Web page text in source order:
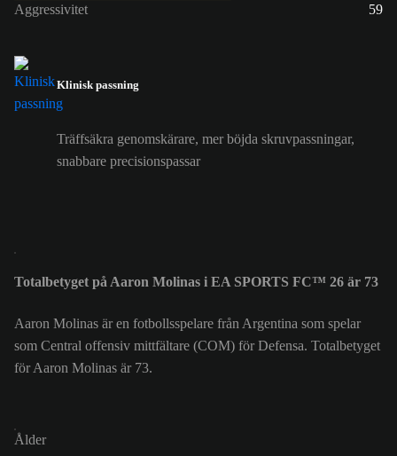
Aggressivitet
59
Klinisk passning
Träffsäkra genomskärare, mer böjda skruvpassningar,
snabbare precisionspassar
Totalbetyget på Aaron Molinas i EA SPORTS FC™ 26 är 73
Aaron Molinas är en fotbollsspelare från Argentina som spelar
som Central offensiv mittfältare (COM) för Defensa. Totalbetyget
för Aaron Molinas är 73.
Ålder